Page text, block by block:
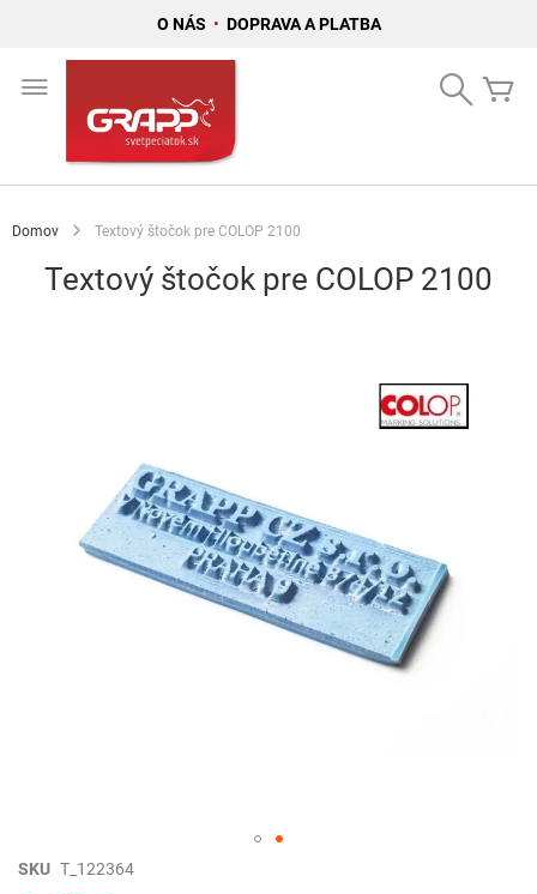
O NÁS • DOPRAVA A PLATBA
Search
Domov Textový štočok pre COLOP 2100
Textový štočok pre COLOP 2100
Preskočiť
SKU T_122364